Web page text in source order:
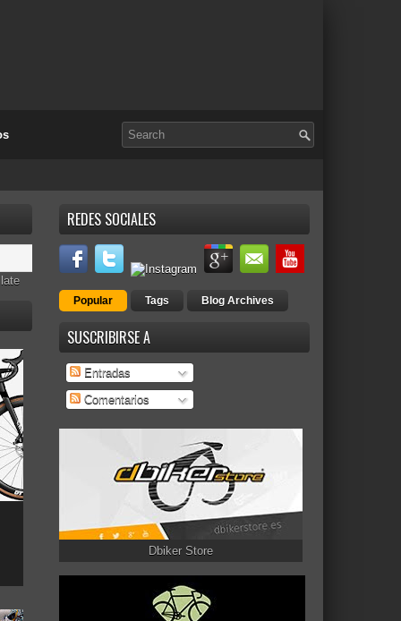
REDES SOCIALES
Popular Tags Blog Archives
SUSCRIBIRSE A
Entradas
Comentarios
Dbiker Store